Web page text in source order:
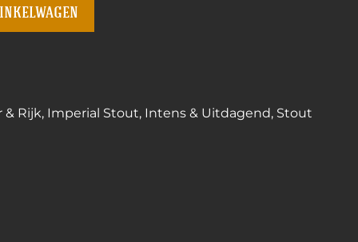
& Rijk, Imperial Stout, Intens & Uitdagend, Stout